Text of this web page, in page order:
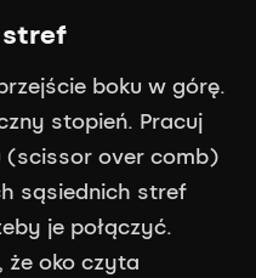
stref
boku w górę.
stopień. Pracuj
(scissor over comb)
sąsiednich stref
je połączyć.
że oko czyta